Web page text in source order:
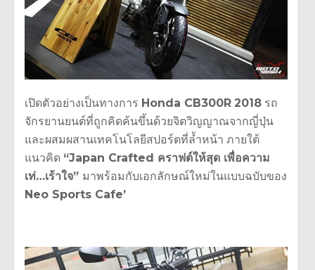
เปิดตัวอย่างเป็นทางการ Honda CB300R 2018 รถ
จักรยานยนต์ที่ถูกคิดค้นขึ้นด้วยจิตวิญญาณจากญี่ปุ่น
และผสมผสานเทคโนโลยีสปอร์ตที่ล้ำหน้า ภายใต้
แนวคิด “Japan Crafted คราฟต์ให้สุด เพื่อความ
เท่…เร้าใจ” มาพร้อมกับเอกลักษณ์ใหม่ในแบบฉบับของ
Neo Sports Cafe’